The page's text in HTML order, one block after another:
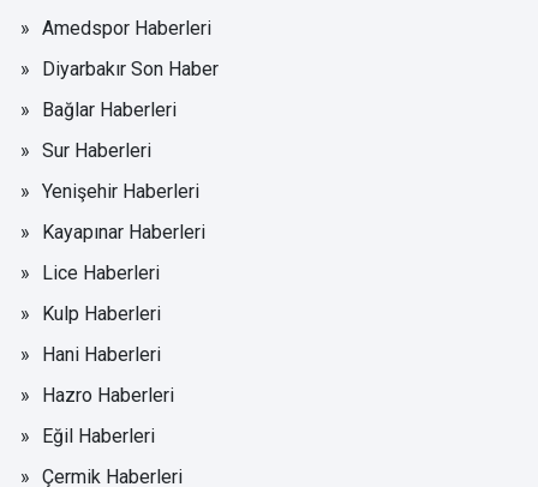
Amedspor Haberleri
Diyarbakır Son Haber
Bağlar Haberleri
Sur Haberleri
Yenişehir Haberleri
Kayapınar Haberleri
Lice Haberleri
Kulp Haberleri
Hani Haberleri
Hazro Haberleri
Eğil Haberleri
Çermik Haberleri